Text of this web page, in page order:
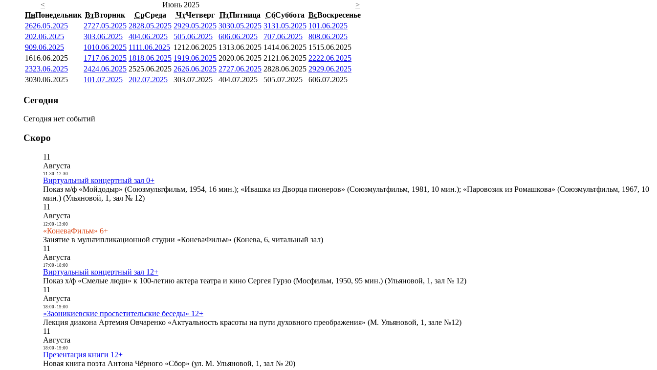
<
Июнь 2025
>
ПнПонедельник ВтВторник СрСреда ЧтЧетверг ПтПятница СбСуббота ВсВоскресенье
2626.05.2025 2727.05.2025 2828.05.2025 2929.05.2025 3030.05.2025 3131.05.2025 101.06.2025
202.06.2025 303.06.2025 404.06.2025 505.06.2025 606.06.2025 707.06.2025 808.06.2025
909.06.2025 1010.06.2025 1111.06.2025 1212.06.2025 1313.06.2025 1414.06.2025 1515.06.2025
1616.06.2025 1717.06.2025 1818.06.2025 1919.06.2025 2020.06.2025 21 21.06.2025 2222.06.2025
2323.06.2025 2424.06.2025 2525.06.2025 2626.06.2025 2727.06.2025 2828.06.2025 2929.06.2025
3030.06.2025 101.07.2025 202.07.2025 303.07.2025 404.07.2025 505.07.2025 606.07.2025
Сегодня
Сегодня нет событий
Скоро
11
Августа
11:30- 12:30
Виртуальный концертный зал 0+
Показ м/ф «Мойдодыр» (Союзмультфильм, 1954, 16 мин.); «Ивашка из Дворца пионеров» (Союзмультфильм, 1981, 10 мин.); «Паровозик из Ромашкова» (Союзмультфильм, 1967, 10
мин.) (Ульяновой, 1, зал № 12)
11
Августа
12:00- 13:00
«КоневаФильм» 6+
Занятие в мультипликационной студии «КоневаФильм» (Конева, 6, читальный зал)
11
Августа
17:00- 18:00
Виртуальный концертный зал 12+
Показ х/ф «Смелые люди» к 100-летию актера театра и кино Сергея Гурзо (Мосфильм, 1950, 95 мин.) (Ульяновой, 1, зал № 12)
11
Августа
18:00- 19:00
«Заоникиевские просветительские беседы» 12+
Лекция диакона Артемия Овчаренко «Актуальность красоты на пути духовного преображения» (М. Ульяновой, 1, зале №12)
11
Августа
18:00- 19:00
Презентация книги 12+
Новая книга поэта Антона Чёрного «Сбор» (ул. М. Ульяновой, 1, зал № 20)